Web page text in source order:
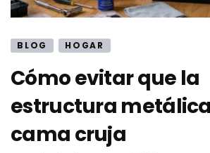
BLOG HOGAR
Cómo evitar que la
estructura
cama cruja